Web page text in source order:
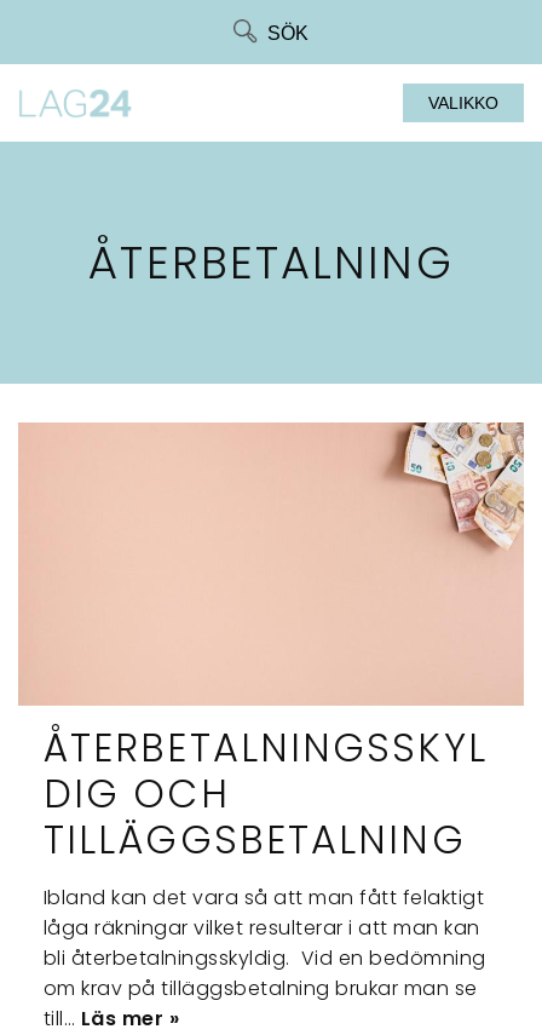
SÖK
VALIKKO
ÅTERBETALNING
ÅTERBETALNINGSSKYL
DIG OCH
TILLÄGGSBETALNING
Ibland kan det vara så att man fått felaktigt
låga räkningar vilket resulterar i att man kan
bli återbetalningsskyldig. Vid en bedömning
om krav på tilläggsbetalning brukar man se
till… Läs mer »